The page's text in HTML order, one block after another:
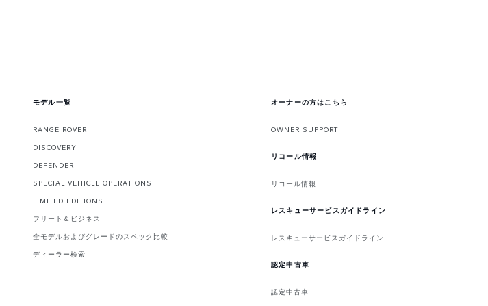
モデル一覧
RANGE ROVER
DISCOVERY
DEFENDER
SPECIAL VEHICLE OPERATIONS
LIMITED EDITIONS
フリート＆ビジネス
全モデルおよびグレードのスペック比較
ディーラー検索
オーナーの方はこちら
OWNER SUPPORT
リコール情報
リコール情報
レスキューサービスガイドライン
レスキューサービスガイドライン
認定中古車
認定中古車